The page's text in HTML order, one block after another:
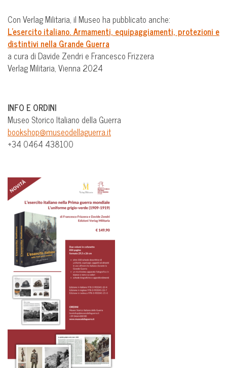
Con Verlag Militaria, il Museo ha pubblicato anche:
L’esercito italiano. Armamenti, equipaggiamenti, protezioni e
distintivi nella Grande Guerra
a cura di Davide Zendri e Francesco Frizzera
Verlag Militaria, Vienna 2024
INFO E ORDINI
Museo Storico Italiano della Guerra
bookshop@museodellaguerra.it
+34 0464 438100